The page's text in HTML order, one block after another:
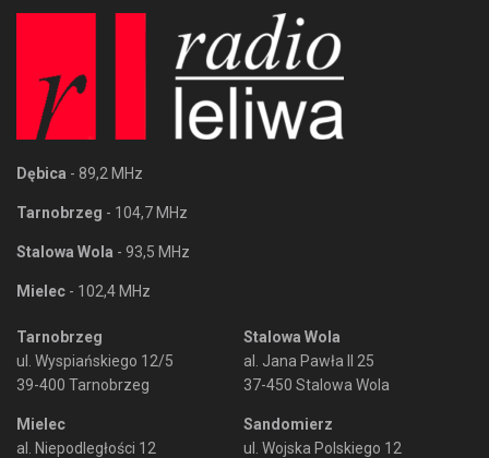
Dębica - 89,2 MHz
Tarnobrzeg - 104,7 MHz
Stalowa Wola - 93,5 MHz
Mielec - 102,4 MHz
Tarnobrzeg
ul. Wyspiańskiego 12/5
39-400 Tarnobrzeg
Mielec
al. Niepodległości 12
Stalowa Wola
al. Jana Pawła II 25
37-450 Stalowa Wola
Sandomierz
ul. Wojska Polskiego 12